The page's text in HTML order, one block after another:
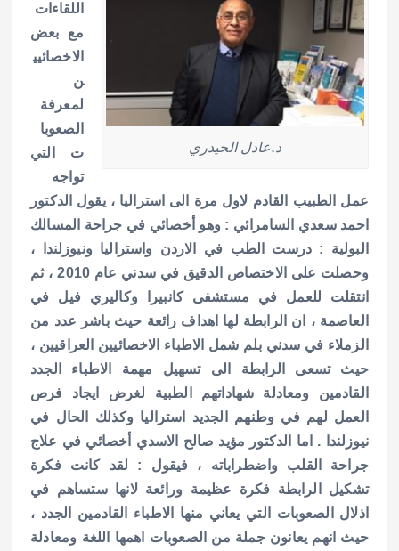
د.عادل الحيدري
اللقاءات
مع بعض
الاخصائيي
ن
لمعرفة
الصعوبا
ت التي
تواجه
عمل الطبيب القادم لاول مرة الى استراليا ، يقول الدكتور
احمد سعدي السامرائي : وهو أخصائي في جراحة المسالك
البولية : درست الطب في الاردن واستراليا ونيوزلندا ،
وحصلت على الاختصاص الدقيق في سدني عام 2010 ، ثم
انتقلت للعمل في مستشفى كانبيرا وكاليري فيل في
العاصمة ، ان الرابطة لها اهداف رائعة حيث باشر عدد من
الزملاء في سدني بلم شمل الاطباء الاخصائيين العراقيين ،
حيث تسعى الرابطة الى تسهيل مهمة الاطباء الجدد
القادمين ومعادلة شهاداتهم الطبية لغرض ايجاد فرص
العمل لهم في وطنهم الجديد استراليا وكذلك الحال في
نيوزلندا . اما الدكتور مؤيد صالح الاسدي أخصائي في علاج
جراحة القلب واضطراباته ، فيقول : لقد كانت فكرة
تشكيل الرابطة فكرة عظيمة ورائعة لانها ستساهم في
اذلال الصعوبات التي يعاني منها الاطباء القادمين الجدد ،
حيث انهم يعانون جملة من الصعوبات اهمها اللغة ومعادلة